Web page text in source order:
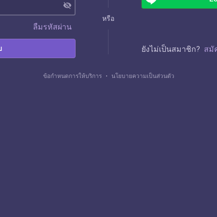
visibility_off
ลืมรหัสผ่าน
หรือ
ยังไม่เป็นสมาชิก? สมั
ข้อกำหนดการให้บริการ ・ นโยบายความเป็นส่วนตัว